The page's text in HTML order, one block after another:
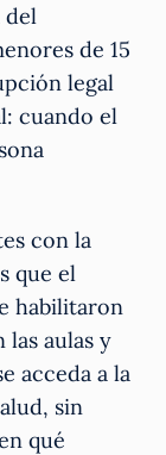
del
de 15
legal
cuando el
con la
que el
habilitaron
aulas y
acceda a la
sin
qué